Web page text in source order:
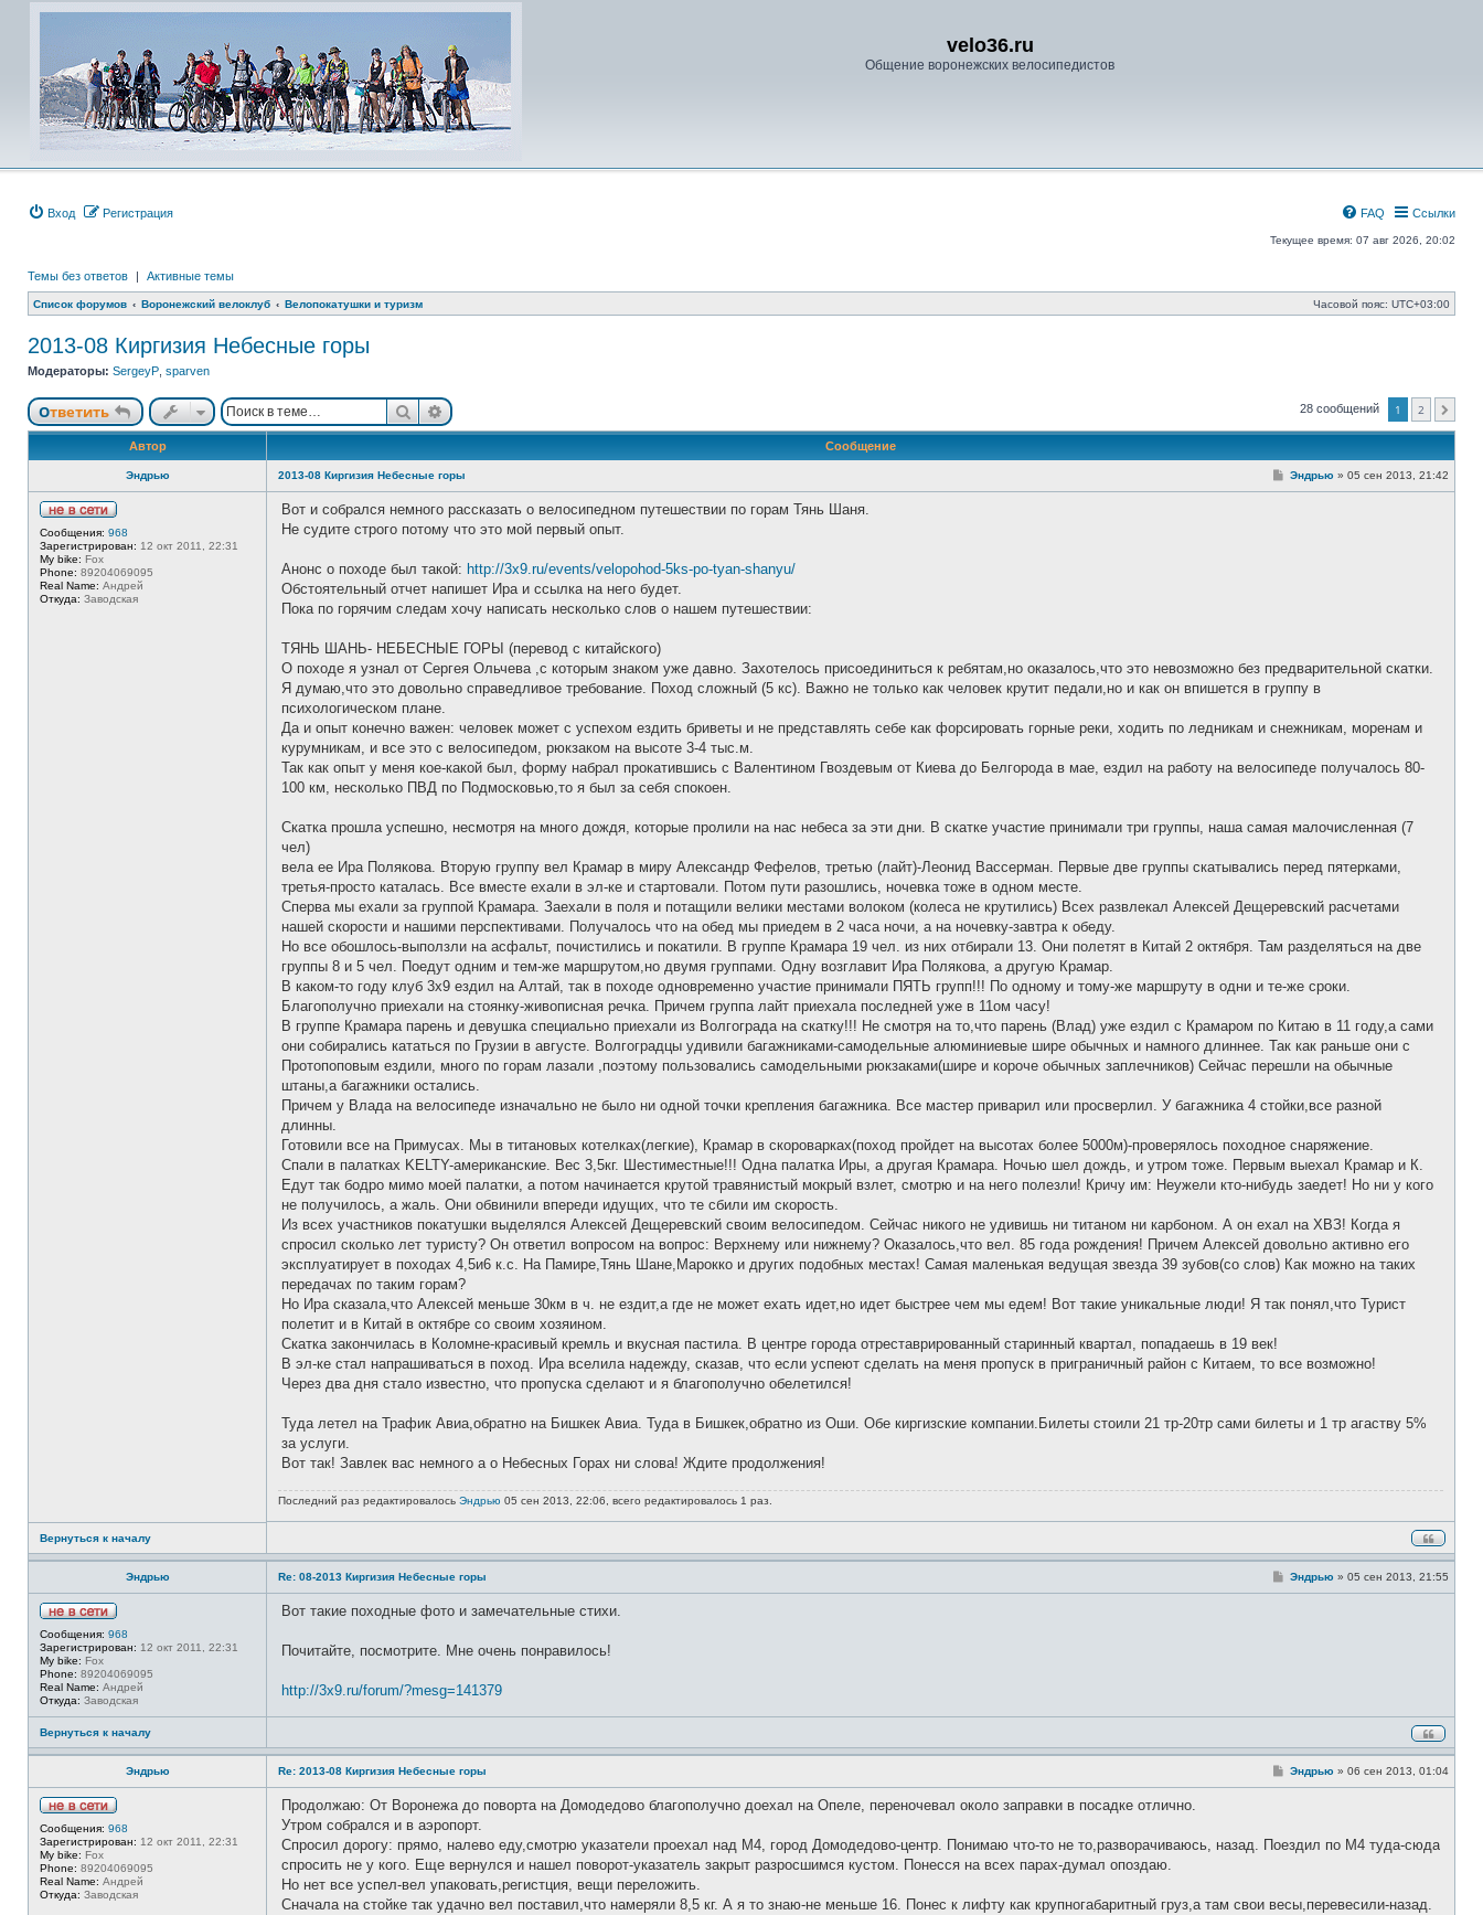
velo36.ru
Общение воронежских велосипедистов
Вход Регистрация Ссылки
FAQ
Текущее время: 07 авг 2026, 20:02
Темы без ответов | Активные темы
Список форумов Воронежский велоклуб Велопокатушки и туризм Часовой пояс: UTC+03:00
2013-08 Киргизия Небесные горы
Модераторы: SergeyP sparven
Ответить ПоискРасширенный поиск 28 сообщений 1 2
Автор Сообщение
Эндрью
е
в
е
т
и
Сообщения: 968
Зарегистрирован: 12 окт 2011, 22:31
My bike: Fox
Phone: 89204069095
Real Name: Андрей
Откуда: Заводская
2013-08 Киргизия Небесные горы
СЭндрью » 05 сен 2013, 21:42
Вот и собрался немного рассказать о велосипедном путешествии по горам Тянь Шаня.
Не судите строго потому что это мой первый опыт.
Анонс о походе был такой: http://3x9.ru/events/velopohod-5ks-po-tyan-shanyu/
Обстоятельный отчет напишет Ира и ссылка на него будет.
Пока по горячим следам хочу написать несколько слов о нашем путешествии:
ТЯНЬ ШАНЬ- НЕБЕСНЫЕ ГОРЫ (перевод с китайского)
О походе я узнал от Сергея Ольчева ,с которым знаком уже давно. Захотелось присоединиться к ребятам,но оказалось,что это невозможно без предварительной скатки.
Я думаю,что это довольно справедливое требование. Поход сложный (5 кс). Важно не только как человек крутит педали,но и как он впишется в группу в
психологическом плане.
Да и опыт конечно важен: человек может с успехом ездить бриветы и не представлять себе как форсировать горные реки, ходить по ледникам и снежникам, моренам и
курумникам, и все это с велосипедом, рюкзаком на высоте 3-4 тыс.м.
Так как опыт у меня кое-какой был, форму набрал прокатившись с Валентином Гвоздевым от Киева до Белгорода в мае, ездил на работу на велосипеде получалось 80-
100 км, несколько ПВД по Подмосковью,то я был за себя спокоен.
Скатка прошла успешно, несмотря на много дождя, которые пролили на нас небеса за эти дни. В скатке участие принимали три группы, наша самая малочисленная (7
чел)
вела ее Ира Полякова. Вторую группу вел Крамар в миру Александр Фефелов, третью (лайт)-Леонид Вассерман. Первые две группы скатывались перед пятерками,
третья-просто каталась. Все вместе ехали в эл-ке и стартовали. Потом пути разошлись, ночевка тоже в одном месте.
Сперва мы ехали за группой Крамара. Заехали в поля и потащили велики местами волоком (колеса не крутились) Всех развлекал Алексей Дещеревский расчетами
нашей скорости и нашими перспективами. Получалось что на обед мы приедем в 2 часа ночи, а на ночевку-завтра к обеду.
Но все обошлось-выползли на асфальт, почистились и покатили. В группе Крамара 19 чел. из них отбирали 13. Они полетят в Китай 2 октября. Там разделяться на две
группы 8 и 5 чел. Поедут одним и тем-же маршрутом,но двумя группами. Одну возглавит Ира Полякова, а другую Крамар.
В каком-то году клуб 3х9 ездил на Алтай, так в походе одновременно участие принимали ПЯТЬ групп!!! По одному и тому-же маршруту в одни и те-же сроки.
Благополучно приехали на стоянку-живописная речка. Причем группа лайт приехала последней уже в 11ом часу!
В группе Крамара парень и девушка специально приехали из Волгограда на скатку!!! Не смотря на то,что парень (Влад) уже ездил с Крамаром по Китаю в 11 году,а сами
они собирались кататься по Грузии в августе. Волгоградцы удивили багажниками-самодельные алюминиевые шире обычных и намного длиннее. Так как раньше они с
Протопоповым ездили, много по горам лазали ,поэтому пользовались самодельными рюкзаками(шире и короче обычных заплечников) Сейчас перешли на обычные
штаны,а багажники остались.
Причем у Влада на велосипеде изначально не было ни одной точки крепления багажника. Все мастер приварил или просверлил. У багажника 4 стойки,все разной
длинны.
Готовили все на Примусах. Мы в титановых котелках(легкие), Крамар в скороварках(поход пройдет на высотах более 5000м)-проверялось походное снаряжение.
Спали в палатках KELTY-американские. Вес 3,5кг. Шестиместные!!! Одна палатка Иры, а другая Крамара. Ночью шел дождь, и утром тоже. Первым выехал Крамар и К.
Едут так бодро мимо моей палатки, а потом начинается крутой травянистый мокрый взлет, смотрю и на него полезли! Кричу им: Неужели кто-нибудь заедет! Но ни у кого
не получилось, а жаль. Они обвинили впереди идущих, что те сбили им скорость.
Из всех участников покатушки выделялся Алексей Дещеревский своим велосипедом. Сейчас никого не удивишь ни титаном ни карбоном. А он ехал на ХВЗ! Когда я
спросил сколько лет туристу? Он ответил вопросом на вопрос: Верхнему или нижнему? Оказалось,что вел. 85 года рождения! Причем Алексей довольно активно его
эксплуатирует в походах 4,5и6 к.с. На Памире,Тянь Шане,Марокко и других подобных местах! Самая маленькая ведущая звезда 39 зубов(со слов) Как можно на таких
передачах по таким горам?
Но Ира сказала,что Алексей меньше 30км в ч. не ездит,а где не может ехать идет,но идет быстрее чем мы едем! Вот такие уникальные люди! Я так понял,что Турист
полетит и в Китай в октябре со своим хозяином.
Скатка закончилась в Коломне-красивый кремль и вкусная пастила. В центре города отреставрированный старинный квартал, попадаешь в 19 век!
В эл-ке стал напрашиваться в поход. Ира вселила надежду, сказав, что если успеют сделать на меня пропуск в приграничный район с Китаем, то все возможно!
Через два дня стало известно, что пропуска сделают и я благополучно обелетился!
Туда летел на Трафик Авиа,обратно на Бишкек Авиа. Туда в Бишкек,обратно из Оши. Обе киргизские компании.Билеты стоили 21 тр-20тр сами билеты и 1 тр агаству 5%
за услуги.
Вот так! Завлек вас немного а о Небесных Горах ни слова! Ждите продолжения!
Последний раз редактировалось Эндрью 05 сен 2013, 22:06, всего редактировалось 1 раз.
Вернуться к началу
Эндрью
е
в
е
т
и
Сообщения: 968
Зарегистрирован: 12 окт 2011, 22:31
My bike: Fox
Phone: 89204069095
Real Name: Андрей
Откуда: Заводская
Re: 08-2013 Киргизия Небесные горы
СЭндрью » 05 сен 2013, 21:55
Вот такие походные фото и замечательные стихи.
Почитайте, посмотрите. Мне очень понравилось!
http://3x9.ru/forum/?mesg=141379
Вернуться к началу
Эндрью
е
в
е
т
и
Сообщения: 968
Зарегистрирован: 12 окт 2011, 22:31
My bike: Fox
Phone: 89204069095
Real Name: Андрей
Откуда: Заводская
Re: 2013-08 Киргизия Небесные горы
С
н
Эндрью » 06 сен 2013, 01:04
Продолжаю: От Воронежа до поворта на Домодедово благополучно доехал на Опеле, переночевал около заправки в посадке отлично.
Утром собрался и в аэропорт.
Спросил дорогу: прямо, налево еду,смотрю указатели проехал над М4, город Домодедово-центр. Понимаю что-то не то,разворачиваюсь, назад. Поездил по М4 туда-сюда
спросить не у кого. Еще вернулся и нашел поворот-указатель закрыт разросшимся кустом. Понесся на всех парах-думал опоздаю.
Но нет все успел-вел упаковать,регистция, вещи переложить.
Сначала на стойке так удачно вел поставил,что намеряли 8,5 кг. А я то знаю-не меньше 16. Понес к лифту как крупногабаритный груз,а там свои весы,перевесили-назад.